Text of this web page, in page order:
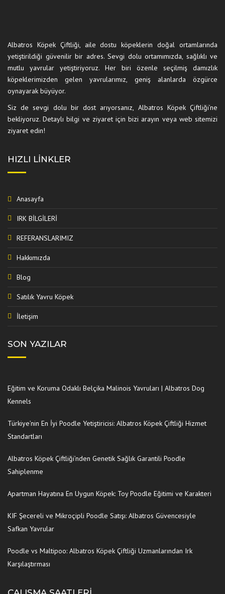
Albatros Köpek Çiftliği, aile dostu köpeklerin doğal ortamlarında
yetiştirildiği güvenilir bir adres. Sevgi dolu ortamımızda, sağlıklı ve
mutlu yavrular yetiştiriyoruz. Her biri özenle seçilmiş damızlık
köpeklerimizden gelen yavrularımız, geniş alanlarda özgürce
oynayarak büyüyor.
Siz de sevgi dolu bir dost arıyorsanız, Albatros Köpek Çiftliği’ne
bekliyoruz. Detaylı bilgi ve ziyaret için bizi arayın veya web sitemizi
ziyaret edin!
HIZLI LINKLER
Anasayfa
IRK BİLGİLERİ
REFERANSLARIMIZ
Hakkımızda
Blog
Satılık Yavru Köpek
İletişim
SON YAZILAR
Eğitim ve Koruma Odaklı Belçika Malinois Yavruları | Albatros Dog
Kennels
Türkiye’nin En İyi Poodle Yetiştiricisi: Albatros Köpek Çiftliği Hizmet
Standartları
Albatros Köpek Çiftliği’nden Genetik Sağlık Garantili Poodle
Sahiplenme
Apartman Hayatına En Uygun Köpek: Toy Poodle Eğitimi ve Karakteri
KIF Şecereli ve Mikroçipli Poodle Satışı: Albatros Güvencesiyle
Safkan Yavrular
Poodle vs Maltipoo: Albatros Köpek Çiftliği Uzmanlarından Irk
Karşılaştırması